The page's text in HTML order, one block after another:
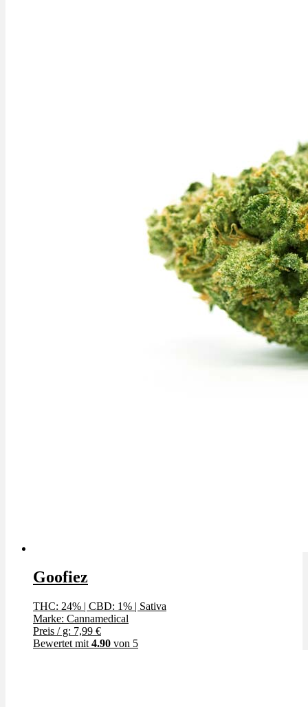
Goofiez
THC: 24% | CBD: 1% | Sativa
Marke: Cannamedical
Preis / g: 7,99 €
Bewertet mit 4.90 von 5